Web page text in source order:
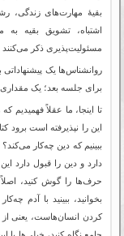
بقیۀ مهارت‌های
اشتباه، تشویق بقیه به
مسئولیت‌پذیری ذکر
روانشناس‌ها یک پیشنهاداتی
برای جلسه بعد؛ یک مقداری
تا اینجا، ما عقلاً
این را نپذیرفته است برود
ببینیم که دین چه‌کار
دارد و دین را قبول دارد
حرف‌ها را گوش کنید،
بخوانید، ببینید با آدم
کردن انسان‌هاست، یعنی از